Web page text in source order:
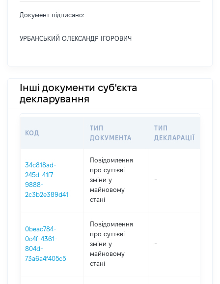
Документ підписано:
УРБАНСЬКИЙ ОЛЕКСАНДР ІГОРОВИЧ
Інші документи суб'єкта
декларування
КОД
ТИП
ДОКУМЕНТА
ТИП
ДЕКЛАРАЦІЇ
34c818ad-
245d-41f7-
9888-
2c3b2e389d41
Повідомлення
про суттєві
зміни y
майновому
стані
-
0beac784-
0c4f-4361-
804d-
73a6a4f405c5
Повідомлення
про суттєві
зміни y
майновому
стані
-